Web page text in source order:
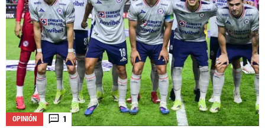
OPINIÓN 1